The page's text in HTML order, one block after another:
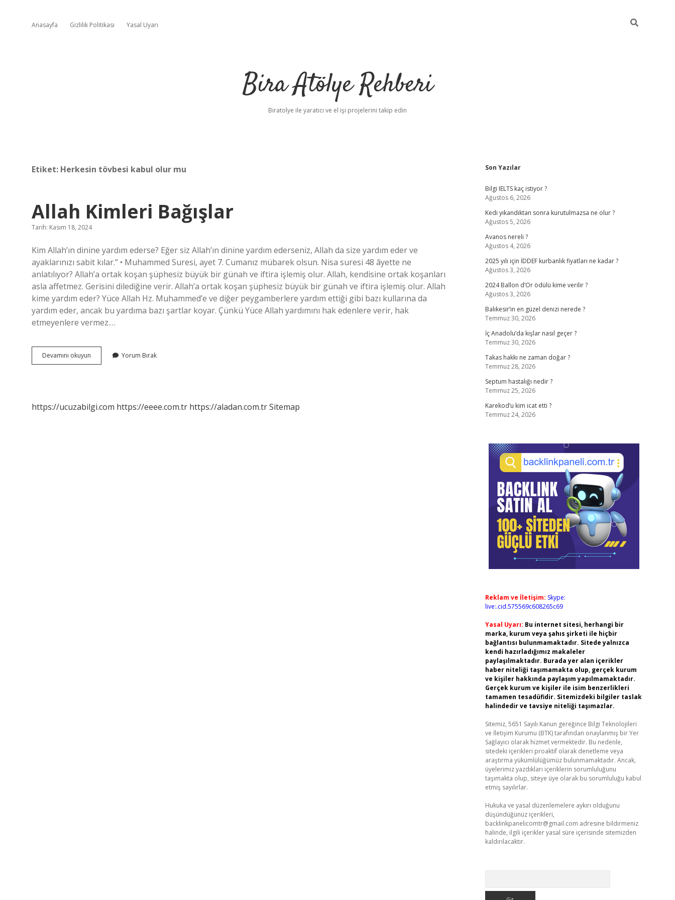
Anasayfa Gizlilik Politikası Yasal Uyarı
Bira Atölye Rehberi
Biratolye ile yaratıcı ve el işi projelerini takip edin
Etiket: Herkesin tövbesi kabul olur mu
Allah Kimleri Bağışlar
Tarih: Kasım 18, 2024
Kim Allah’ın dinine yardım ederse? Eğer siz Allah’ın dinine yardım ederseniz, Allah da size yardım eder ve
ayaklarınızı sabit kılar.” • Muhammed Suresi, ayet 7. Cumanız mübarek olsun. Nisa suresi 48 âyette ne
anlatılıyor? Allah’a ortak koşan şüphesiz büyük bir günah ve iftira işlemiş olur. Allah, kendisine ortak koşanları
asla affetmez. Gerisini dilediğine verir. Allah’a ortak koşan şüphesiz büyük bir günah ve iftira işlemiş olur. Allah
kime yardım eder? Yüce Allah Hz. Muhammed’e ve diğer peygamberlere yardım ettiği gibi bazı kullarına da
yardım eder, ancak bu yardıma bazı şartlar koyar. Çünkü Yüce Allah yardımını hak edenlere verir, hak
etmeyenlere vermez.…
Devamını okuyun
Kimleri
Yorum Bırak
https://ucuzabilgi.com https://eeee.com.tr https://aladan.com.trSitemap
Sidebar
Son Yazılar
Bilgi IELTS kaç istiyor ?
Ağustos 6, 2026
Kedi yıkandıktan sonra kurutulmazsa ne olur ?
Ağustos 5, 2026
Avanos nereli ?
Ağustos 4, 2026
2025 yılı için İDDEF kurbanlık fiyatları ne kadar ?
Ağustos 3, 2026
2024 Ballon d’Or ödülü kime verilir ?
Ağustos 3, 2026
Balıkesir’in en güzel denizi nerede ?
Temmuz 30, 2026
İç Anadolu’da kışlar nasıl geçer ?
Temmuz 30, 2026
Takas hakkı ne zaman doğar ?
Temmuz 28, 2026
Septum hastalığı nedir ?
Temmuz 25, 2026
Karekod’u kim icat etti ?
Temmuz 24, 2026
Reklam ve İletişim: Skype:
live:.cid.575569c608265c69
Yasal Uyarı: Bu internet sitesi, herhangi bir
marka, kurum veya şahıs şirketi ile hiçbir
bağlantısı bulunmamaktadır. Sitede yalnızca
kendi hazırladığımız makaleler
paylaşılmaktadır. Burada yer alan içerikler
haber niteliği taşımamakta olup, gerçek kurum
ve kişiler hakkında paylaşım yapılmamaktadır.
Gerçek kurum ve kişiler ile isim benzerlikleri
tamamen tesadüfidir. Sitemizdeki bilgiler taslak
halindedir ve tavsiye niteliği taşımazlar.
Sitemiz, 5651 Sayılı Kanun gereğince Bilgi Teknolojileri
ve İletişim Kurumu (BTK) tarafından onaylanmış bir Yer
Sağlayıcı olarak hizmet vermektedir. Bu nedenle,
sitedeki içerikleri proaktif olarak denetleme veya
araştırma yükümlülüğümüz bulunmamaktadır. Ancak,
üyelerimiz yazdıkları içeriklerin sorumluluğunu
taşımakta olup, siteye üye olarak bu sorumluluğu kabul
etmiş sayılırlar.
Hukuka ve yasal düzenlemelere aykırı olduğunu
düşündüğünüz içerikleri,
backlinkpanelicomtr@gmail.com adresine bildirmeniz
halinde, ilgili içerikler yasal süre içerisinde sitemizden
kaldırılacaktır.
ilbetbetci